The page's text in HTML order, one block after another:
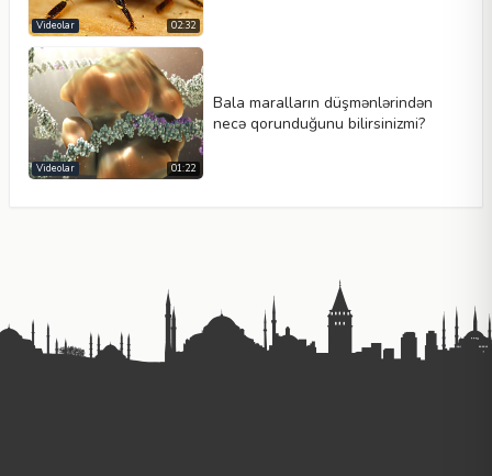
02:32
Videolar
01:22
Videolar
Bala maralların düşmənlərindən
necə qorunduğunu bilirsinizmi?